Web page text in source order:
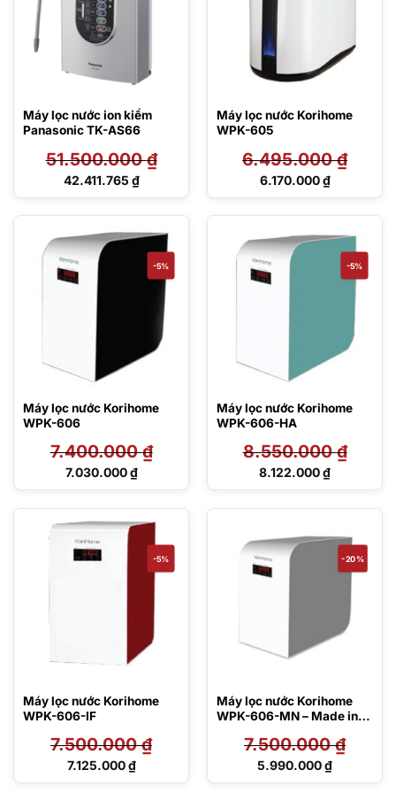
Máy lọc nước ion kiềm
Panasonic TK-AS66
51.500.000₫
Giá
42.411.765 ₫
Giá
là:
42.411.765 ₫.
Máy lọc nước Korihome
WPK-605
6.495.000₫
Giá
6.170.000₫
Giá
là:
6.170.000 ₫.
-5%
Máy lọc nước Korihome
WPK-606
7.400.000₫
Giá
7.400.000 ₫.
7.030.000₫
Giá
là:
7.030.000 ₫.
-5%
Máy lọc nước Korihome
WPK-606-HA
8.550.000₫
Giá
8.550.000 ₫.
8.122.000₫
Giá
8.122.000 ₫.
-5%
Máy lọc nước Korihome
WPK-606-IF
7.500.000₫
Giá
7.125.000₫
Giá
-20%
Máy lọc nước Korihome
WPK-606-MN – Made in
7.500.000₫
Giá
5.990.000₫
Giá